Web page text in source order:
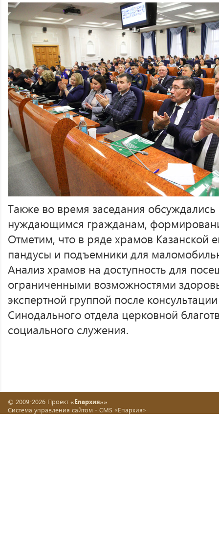
Также во время заседания
нуждающимся гражданам,
Отметим, что в ряде храмов Казанской
пандусы и подъемники для
Анализ храмов на доступность для
ограниченными возможностями
экспертной группой после
Синодального отдела церковной
социального служения.
© 2009-2026 Проект «Епархия»»
Система управления сайтом - CMS «Епархия»